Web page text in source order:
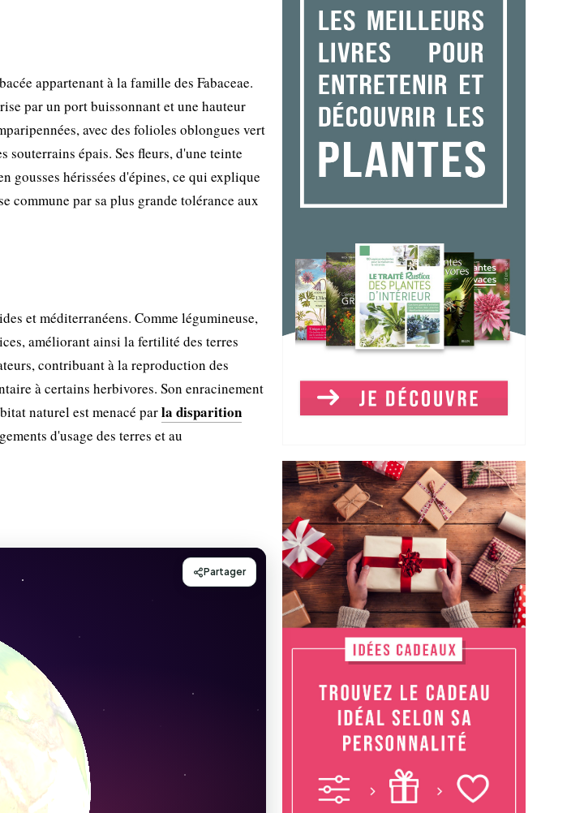
appartenant à la famille des Fabaceae.
par un port buissonnant et une hauteur
avec des folioles oblongues vert
souterrains épais. Ses fleurs, d'une teinte
gousses hérissées d'épines, ce qui explique
commune par sa plus grande tolérance aux
et méditerranéens. Comme légumineuse,
améliorant ainsi la fertilité des terres
contribuant à la reproduction des
à certains herbivores. Son enracinement
naturel est menacé parla disparition
d'usage des terres et au